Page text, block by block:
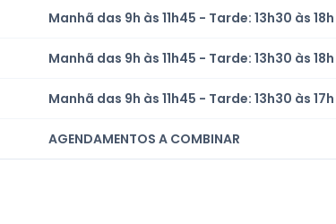
Manhã das 9h às 11h45 - Tarde: 13h30 às 18h
Manhã das 9h às 11h45 - Tarde: 13h30 às 18h
Manhã das 9h às 11h45 - Tarde: 13h30 às 17h
AGENDAMENTOS A COMBINAR